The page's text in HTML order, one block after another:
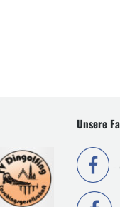
Unsere
-